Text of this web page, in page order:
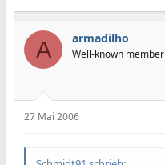
A armadilho
Well-known member
27 Mai 2006